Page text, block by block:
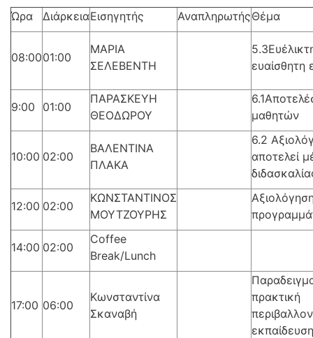
Ώρα ΔιάρκειαΕισηγητής ΑναπληρωτήςΘέμα
08:0001:00
ΜΑΡΙΑ
ΣΕΛΕΒΕΝΤΗ
ευαίσθητη
9:00 01:00
ΠΑΡΑΣΚΕΥΗ
ΘΕΟΔΩΡΟΥ
μαθητών
10:00 02:00
ΒΑΛΕΝΤΙΝΑ
ΠΛΑΚΑ
6.2
αποτελεί
12:00 02:00
ΚΩΝΣΤΑΝΤΙΝΟΣ
ΜΟΥΤΖΟΥΡΗΣ
14:00 02:00
Coffee
Break/Lunch
17:00 06:00
Κωνσταντίνα
Σκαναβή
πρακτική